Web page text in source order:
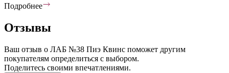
Подробнее
Отзывы
Ваш отзыв о ЛАБ №38 Пиэ Квинс поможет другим
покупателям определиться с выбором.
Поделитесь своими впечатлениями.